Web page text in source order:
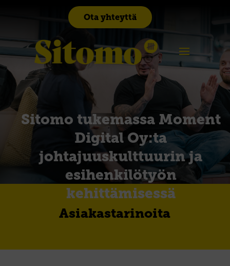
Ota yhteyttä
Sitomo tukemassa Moment
Digital Oy:ta
johtajuuskulttuurin ja
esihenkilötyön
kehittämisessä
Asiakastarinoita